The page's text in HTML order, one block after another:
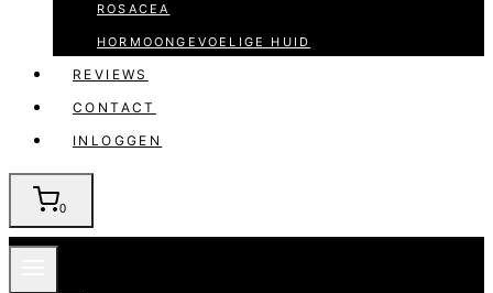
ROSACEA
HORMOONGEVOELIGE HUID
REVIEWS
CONTACT
INLOGGEN
0